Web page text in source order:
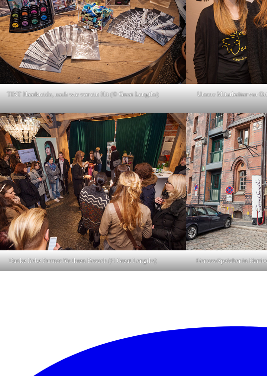
TINT Haarkreide, nach wie vor ein Hit (© Great Lengths) Unsere Mitarbeiter vor
Danke liebe Partner für Ihren Besuch (© Great Lengths) Genuss-Speicher in